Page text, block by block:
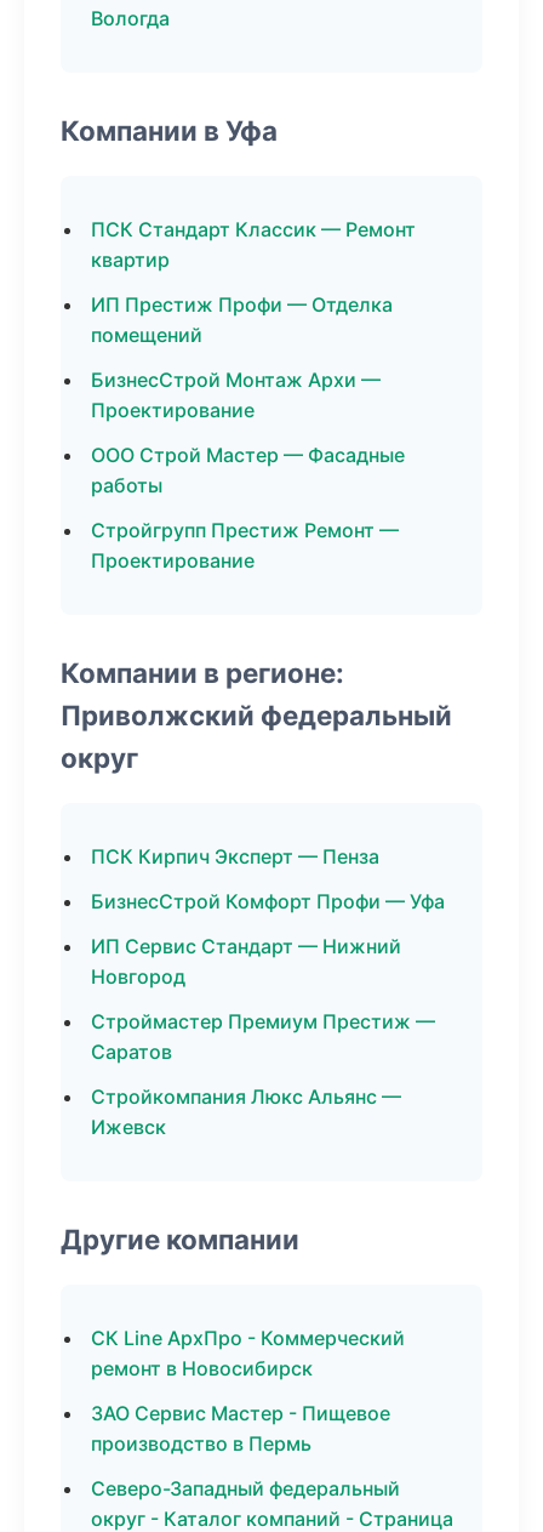
Вологда
Компании в Уфа
ПСК Стандарт Классик — Ремонт
квартир
ИП Престиж Профи — Отделка
помещений
БизнесСтрой Монтаж Архи —
Проектирование
ООО Строй Мастер — Фасадные
работы
Стройгрупп Престиж Ремонт —
Проектирование
Компании в регионе:
Приволжский федеральный
округ
ПСК Кирпич Эксперт — Пенза
БизнесСтрой Комфорт Профи — Уфа
ИП Сервис Стандарт — Нижний
Новгород
Строймастер Премиум Престиж —
Саратов
Стройкомпания Люкс Альянс —
Ижевск
Другие компании
СК Line АрхПро - Коммерческий
ремонт в Новосибирск
ЗАО Сервис Мастер - Пищевое
производство в Пермь
Северо-Западный федеральный
округ - Каталог компаний - Страница